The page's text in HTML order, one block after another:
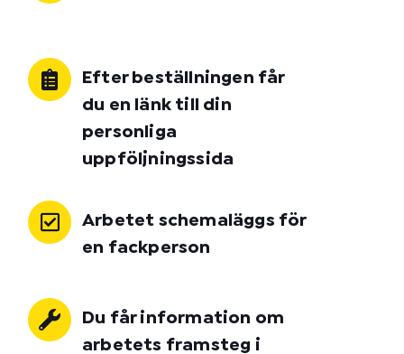
Efter beställningen får
du en länk till din
personliga
uppföljningssida
Arbetet schemaläggs för
en fackperson
Du får information om
arbetets framsteg i